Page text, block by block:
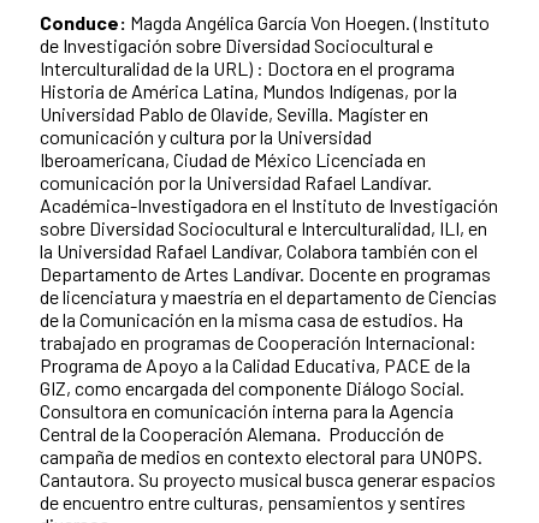
Conduce: Magda Angélica García Von Hoegen.(Instituto
de Investigación sobre Diversidad Sociocultural e
Interculturalidad de la URL) : Doctora en el programa
Historia de América Latina, Mundos Indígenas, por la
Universidad Pablo de Olavide, Sevilla. Magíster en
comunicación y cultura por la Universidad
Iberoamericana, Ciudad de México Licenciada en
comunicación por la Universidad Rafael Landívar.
Académica-Investigadora en el Instituto de Investigación
sobre Diversidad Sociocultural e Interculturalidad, ILI, en
la Universidad Rafael Landívar, Colabora también con el
Departamento de Artes Landívar. Docente en programas
de licenciatura y maestría en el departamento de Ciencias
de la Comunicación en la misma casa de estudios. Ha
trabajado en programas de Cooperación Internacional:
Programa de Apoyo a la Calidad Educativa, PACE de la
GIZ, como encargada del componente Diálogo Social.
Consultora en comunicación interna para la Agencia
Central de la Cooperación Alemana. Producción de
campaña de medios en contexto electoral para UNOPS.
Cantautora. Su proyecto musical busca generar espacios
de encuentro entre culturas, pensamientos y sentires